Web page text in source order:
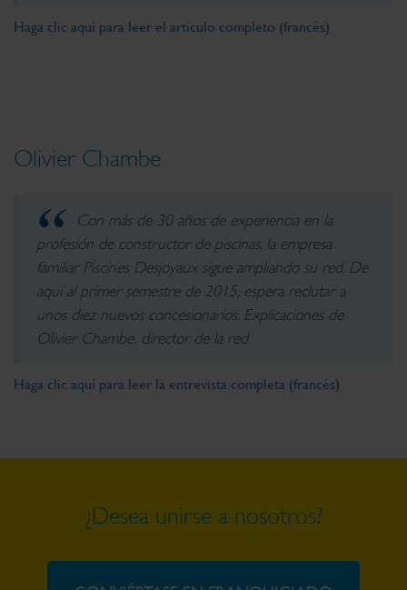
notre site avec nos partenaires de médias sociaux, de
Haga clic aquí para leer el artículo completo (francés)
Olivier Chambe
Con más de 30 años de experiencia en la
profesión de constructor de piscinas, la empresa
familiar Piscines Desjoyaux sigue ampliando su red. De
aquí al primer semestre de 2015, espera reclutar a
unos diez nuevos concesionarios. Explicaciones de
Olivier Chambe, director de la red
Haga clic aquí para leer la entrevista completa (francés)
¿Desea unirse a nosotros?